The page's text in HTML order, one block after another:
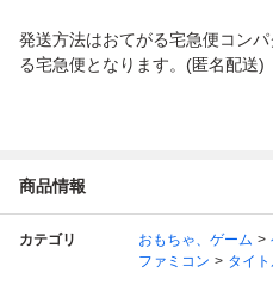
発送方法はおてがる宅急便コン
る宅急便となります。(匿名配送)
商品情報
カテゴリ おもちゃ、ゲーム
ファミコン
タイ